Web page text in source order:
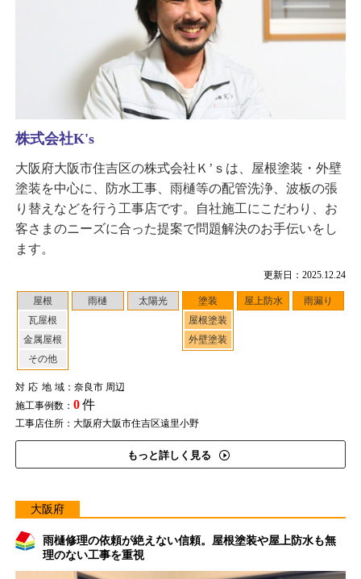
更新日：2025.12.24
屋根
瓦屋根
金属屋根
その他
雨樋 太陽光
塗装
屋根塗装
外壁塗装
屋上防水 雨漏り
対応地域：奈良市 周辺
施工事例数： 0件
工事店住所：大阪府大阪市住吉区遠里小野
もっと詳しく見る
株式会社K's
大阪府大阪市住吉区の株式会社Ｋ’ｓは、屋根塗装・外壁
塗装を中心に、防水工事、雨樋等の配管洗浄、波板の張
り替えなどを行う工事店です。自社施工にこだわり、お
客さまのニーズに合った提案で問題解決のお手伝いをし
ます。
大阪府
雨樋修理の依頼が絶えない信頼。屋根塗装や屋上防水も無
理のない工事を重視